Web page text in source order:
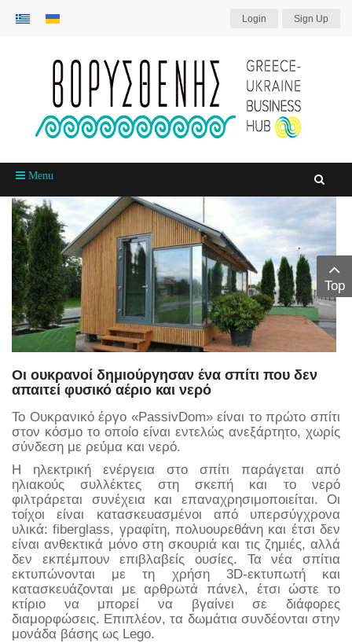
Login Sign Up
Menu
Οι ουκρανοί δημιούργησαν ένα σπίτι που δεν
απαιτεί φυσικό αέριο και νερό
Το Ουκρανικό έργο «PassivDom» είναι το πρώτο σπίτι
στον κόσμο το οποίο είναι εντελώς ανεξάρτητο, χωρίς
σύνδεση με ρεύμα και νερό.
Η ηλεκτρική ενέργεια στο σπίτι παράγεται από
ηλιακούς συλλέκτες στη σκεπή και το νερό
φιλτράρεται συνέχεια και επαναχρησιμοποιείται. Οι
τοίχοι είναι κατασκευασμένοι από υπερσύγχρονα
υλικά: fiberglass, γραφίτη, πολυουρεθάνη και έτσι δεν
είναι ανθεκτικά μόνο στη σκουριά και τις ζημιές, αλλά
δεν εκπέμπουν επιβλαβείς ουσίες. Τα νέα σπίτια
εκτυπώνονται με τη χρήση 3D-εκτυπωτή και
κατασκευάζονται με αρθρωτά πάνελ, έτσι ώστε το
κτίριο να μπορεί να βγαίνει σε διάφορες
διαμορφώσεις. Επιπλέον, τα δωμάτια συνδέονται στην
μονάδα βάσης ως Lego.
Top